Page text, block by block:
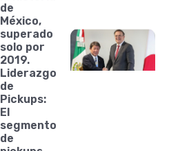
de
México,
superado
solo por
2019.
Liderazgo
de
Pickups:
El
segmento
de